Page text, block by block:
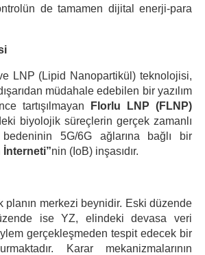
de tamamen dijital enerji-para
LNP (Lipid Nanopartikül) teknolojisi,
müdahale edebilen bir yazılım
tartışılmayan
Florlu LNP (FLNP)
biyolojik süreçlerin gerçek zamanlı
5G/6G ağlarına bağlı bir
İnterneti”nin (IoB) inşasıdır.
planın merkezi beynidir. Eski düzende
ise YZ, elindeki devasa veri
gerçekleşmeden tespit edecek bir
Karar mekanizmalarının